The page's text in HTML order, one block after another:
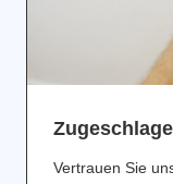
Vertrauen Sie